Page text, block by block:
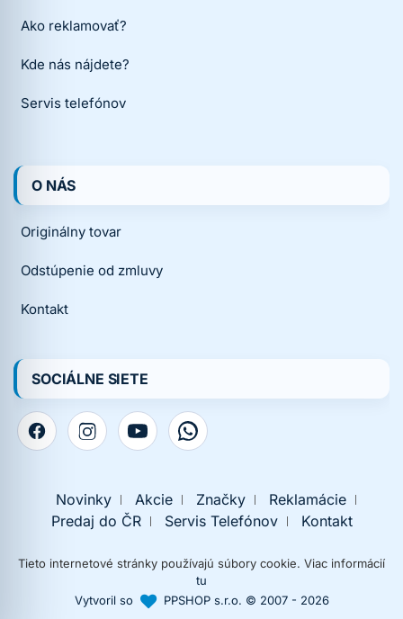
Ako reklamovať?
Kde nás nájdete?
Servis telefónov
O NÁS
Originálny tovar
Odstúpenie od zmluvy
Kontakt
SOCIÁLNE SIETE
Novinky Akcie Značky
Reklamácie
Predaj do ČR
Servis Telefónov Kontakt
Tieto internetové stránky používajú súbory cookie. Viac informácií
tu
Vytvoril so
PPSHOP s.r.o. © 2007 - 2026